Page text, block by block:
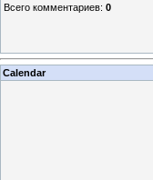
Всего комментариев: 0
Calendar